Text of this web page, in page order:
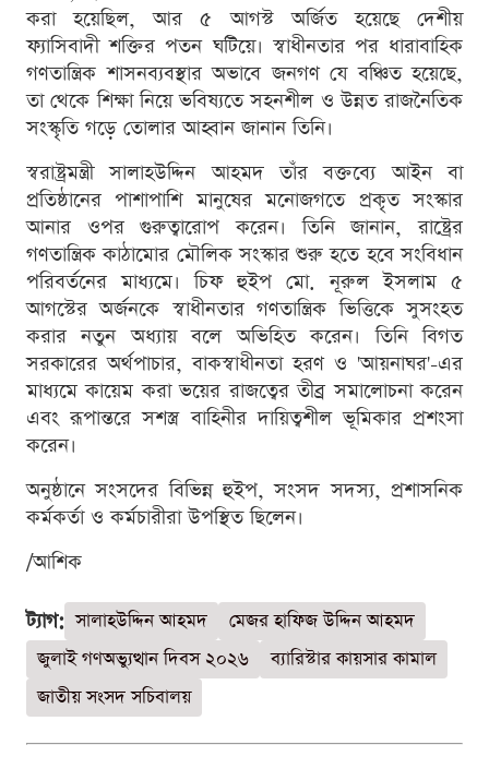
করা হয়েছিল, আর ৫ আগস্ট অর্জিত হয়েছে দেশীয়
ফ্যাসিবাদী শক্তির পতন ঘটিয়ে। স্বাধীনতার পর ধারাবাহিক
গণতান্ত্রিক শাসনব্যবস্থার অভাবে জনগণ যে বঞ্চিত হয়েছে,
তা থেকে শিক্ষা নিয়ে ভবিষ্যতে সহনশীল ও উন্নত রাজনৈতিক
সংস্কৃতি গড়ে তোলার আহ্বান জানান তিনি।
স্বরাষ্ট্রমন্ত্রী সালাহউদ্দিন আহমদ তাঁর বক্তব্যে আইন বা
প্রতিষ্ঠানের পাশাপাশি মানুষের মনোজগতে প্রকৃত সংস্কার
আনার ওপর গুরুত্বারোপ করেন। তিনি জানান, রাষ্ট্রের
গণতান্ত্রিক কাঠামোর মৌলিক সংস্কার শুরু হতে হবে সংবিধান
পরিবর্তনের মাধ্যমে। চিফ হুইপ মো. নূরুল ইসলাম ৫
আগস্টের অর্জনকে স্বাধীনতার গণতান্ত্রিক ভিত্তিকে সুসংহত
করার নতুন অধ্যায় বলে অভিহিত করেন। তিনি বিগত
সরকারের অর্থপাচার, বাকস্বাধীনতা হরণ ও 'আয়নাঘর'-এর
মাধ্যমে কায়েম করা ভয়ের রাজত্বের তীব্র সমালোচনা করেন
এবং রূপান্তরে সশস্ত্র বাহিনীর দায়িত্বশীল ভূমিকার প্রশংসা
করেন।
অনুষ্ঠানে সংসদের বিভিন্ন হুইপ, সংসদ সদস্য, প্রশাসনিক
কর্মকর্তা ও কর্মচারীরা উপস্থিত ছিলেন।
/আশিক
ট্যাগ: সালাহউদ্দিন আহমদ
মেজর হাফিজ উদ্দিন আহমদ
জুলাই গণঅভ্যুত্থান দিবস ২০২৬
ব্যারিস্টার কায়সার কামাল
জাতীয় সংসদ সচিবালয়